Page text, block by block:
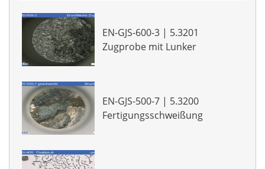
EN-GJS-600-3 | 5.3201
Zugprobe mit Lunker
EN-GJS-500-7 | 5.3200
Fertigungsschweißung